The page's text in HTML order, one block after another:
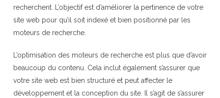
recherchent. L’objectif est d’améliorer la pertinence de votre
site web pour qu’il soit indexé et bien positionné par les
moteurs de recherche.
L’optimisation des moteurs de recherche est plus que d’avoir
beaucoup du contenu. Cela inclut également s’assurer que
votre site web est bien structuré et peut affecter le
développement et la conception du site. Il s’agit de s’assurer